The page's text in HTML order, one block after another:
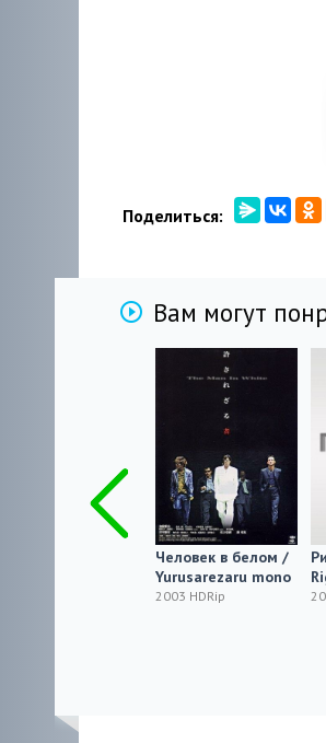
Поделиться:
Вам могут
Человек в белом /
Yurusarezaru mono
2003 HDRip